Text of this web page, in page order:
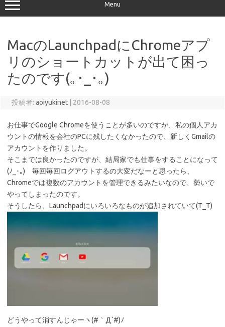
Menu
MacのLaunchpadにChromeアプ
リのショートカットが出て困っ
たのです(｡･_･｡)
投稿者: aoiyukinet 2016-08-08
お仕事でGoogle Chromeを使うことが多いのですが、私の個人アカ
ウントの情報を会社のPCに残したくなかったので、新しくGmailの
アカウントを作りました。
そこまでは良かったのですが、結局家でも仕事をすることになって
(ﾉ_･｡) 毎回毎回ログアウトするの大変だなーと思ったら、
Chromeでは複数のアカウントを管理できるみたいなので、勢いで
やってしまったのです。
そうしたら、Launchpadにいろいろなものが追加されていて(T_T)
どうやって消すんじゃーヽ(#｀Д´#)ﾉ